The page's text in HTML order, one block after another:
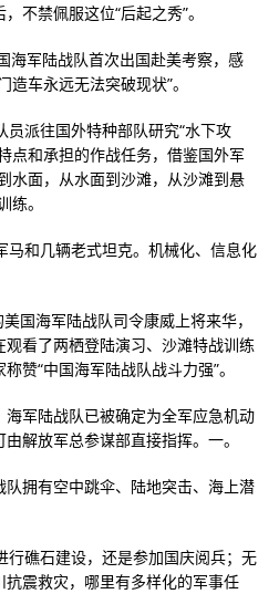
不禁佩服这位“后起之秀”。
海军陆战队首次出国赴美考察，感
车永远无法突破现状”。
派往国外特种部队研究“水下攻
点和承担的作战任务，借鉴国外军
水面，从水面到沙滩，从沙滩到悬
练。
马和几辆老式坦克。机械化、信息化
国海军陆战队司令康威上将来华，
看了两栖登陆演习、沙滩特战训练
赞“中国海军陆战队战斗力强”。
军陆战队已被确定为全军应急机动
解放军总参谋部直接指挥。一。
拥有空中跳伞、陆地突击、海上潜
行礁石建设，还是参加国庆阅兵；无
震救灾，哪里有多样化的军事任